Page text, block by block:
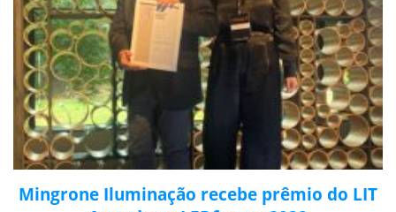
Mingrone Iluminação recebe prêmio do LIT